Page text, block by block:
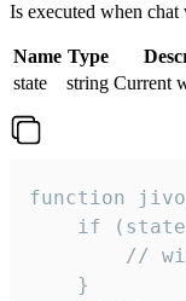
Is executed when chat
Name Type
state
string Current
function
if
//
    }